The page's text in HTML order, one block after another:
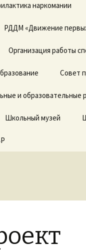
наркомании
РДДМ «Движение
Организация работы
Совет
и образовательные
Школьный музей